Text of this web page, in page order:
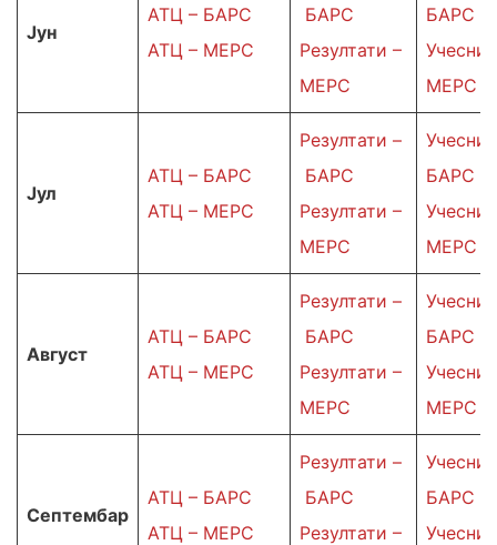
Јун
АТЦ – БАРС
АТЦ – МЕРС
БАРС
Резултати –
МЕРС
БАРС
МЕРС
Јул
АТЦ – БАРС
АТЦ – МЕРС
Резултати –
БАРС
Резултати –
МЕРС
БАРС
МЕРС
Август
АТЦ – БАРС
АТЦ – МЕРС
Резултати –
БАРС
Резултати –
МЕРС
БАРС
МЕРС
Септембар
АТЦ – БАРС
АТЦ – МЕРС
Резултати –
БАРС
Резултати –
БАРС